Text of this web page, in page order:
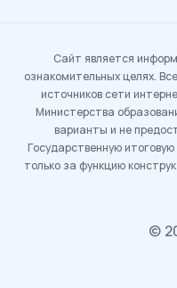
Сайт является
ознакомительных целях.
источников сети
Министерства
варианты и не
Государственную
только за функцию
©